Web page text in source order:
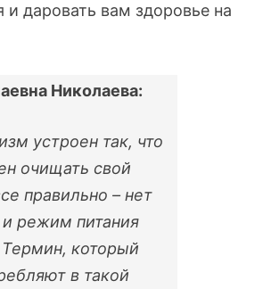
и даровать вам здоровье на
Николаева:
устроен так, что
очищать свой
правильно – нет
и режим питания
который
в такой